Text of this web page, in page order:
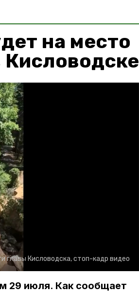
на место
главы Кисловодска, стоп-кадр видео
29 июля. Как сообщает